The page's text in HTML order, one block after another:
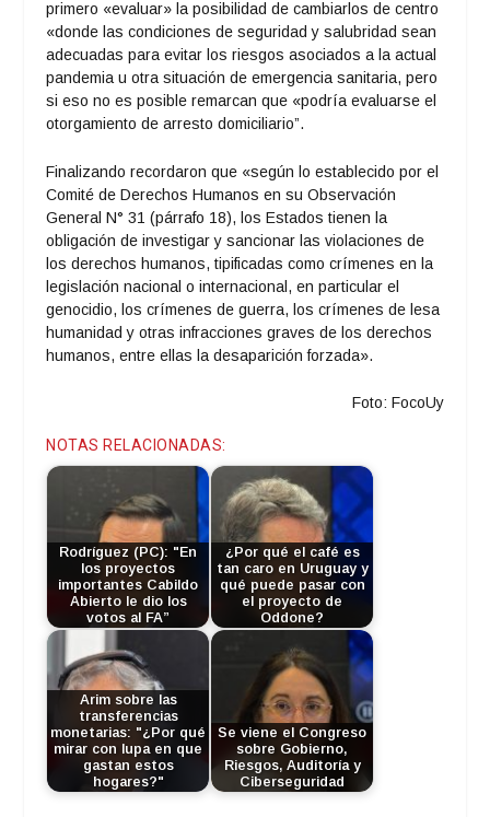
primero «evaluar» la posibilidad de cambiarlos de centro
«donde las condiciones de seguridad y salubridad sean
adecuadas para evitar los riesgos asociados a la actual
pandemia u otra situación de emergencia sanitaria, pero
si eso no es posible remarcan que «podría evaluarse el
otorgamiento de arresto domiciliario”.
Finalizando recordaron que «según lo establecido por el
Comité de Derechos Humanos en su Observación
General N° 31 (párrafo 18), los Estados tienen la
obligación de investigar y sancionar las violaciones de
los derechos humanos, tipificadas como crímenes en la
legislación nacional o internacional, en particular el
genocidio, los crímenes de guerra, los crímenes de lesa
humanidad y otras infracciones graves de los derechos
humanos, entre ellas la desaparición forzada».
Foto: FocoUy
NOTAS RELACIONADAS:
Rodríguez (PC): "En
los proyectos
importantes Cabildo
Abierto le dio los
votos al FA”
¿Por qué el café es
tan caro en Uruguay y
qué puede pasar con
el proyecto de
Oddone?
Arim sobre las
transferencias
monetarias: "¿Por qué
mirar con lupa en que
gastan estos
hogares?"
Se viene el Congreso
sobre Gobierno,
Riesgos, Auditoría y
Ciberseguridad